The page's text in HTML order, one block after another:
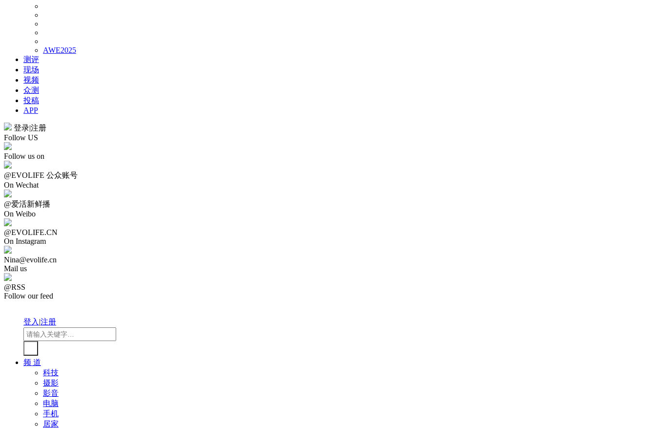
AWE2025
测评
现场
视频
众测
投稿
APP
登录|注册
Follow US
Follow us on
@EVOLIFE 公众账号
On Wechat
@爱活新鲜播
On Weibo
@EVOLIFE.CN
On Instagram
Nina@evolife.cn
Mail us
@RSS
Follow our feed
登入|注册
频 道
科技
摄影
影音
电脑
手机
居家